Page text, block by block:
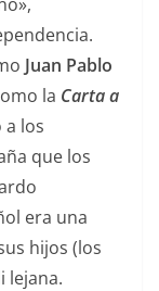
Juan Pablo
la Carta a
a los
que los
era una
hijos (los
lejana.